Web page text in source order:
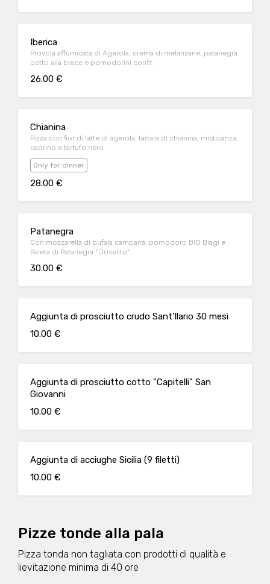
Iberica
Provola affumicata di Agerola, crema di melanzane, patanegra
cotto alla brace e pomodorini confit
26.00 €
Chianina
Pizza con fior di latte di agerola, tartara di chianina, misticanza,
caprino e tartufo nero
Only for dinner
28.00 €
Patanegra
Con mozzarella di bufala campana, pomodoro BIO Biagi e
Paleta di Patanegra " Joselito"
30.00 €
Aggiunta di prosciutto crudo Sant'Ilario 30 mesi
10.00 €
Aggiunta di prosciutto cotto "Capitelli" San
Giovanni
10.00 €
Aggiunta di acciughe Sicilia (9 filetti)
10.00 €
Pizze tonde alla pala
Pizza tonda non tagliata con prodotti di qualità e
lievitazione minima di 40 ore